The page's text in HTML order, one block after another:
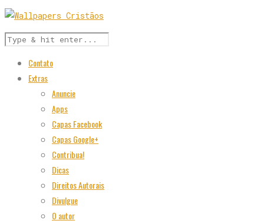
Contato
Extras
Anuncie
Apps
Capas Facebook
Capas Google+
Contribua!
Dicas
Direitos Autorais
Divulgue
O autor